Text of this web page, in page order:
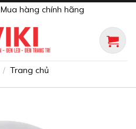
Mua hàng chính hãng
/ Trang chủ